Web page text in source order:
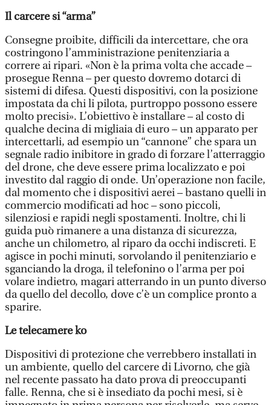
Il carcere si “arma”
Consegne proibite, difficili da intercettare, che ora
costringono l’amministrazione penitenziaria a
correre ai ripari. «Non è la prima volta che accade –
prosegue Renna – per questo dovremo dotarci di
sistemi di difesa. Questi dispositivi, con la posizione
impostata da chi li pilota, purtroppo possono essere
molto precisi». L’obiettivo è installare – al costo di
qualche decina di migliaia di euro – un apparato per
intercettarli, ad esempio un “cannone” che spara un
segnale radio inibitore in grado di forzare l’atterraggio
del drone, che deve essere prima localizzato e poi
investito dal raggio di onde. Un’operazione non facile,
dal momento che i dispositivi aerei – bastano quelli in
commercio modificati ad hoc – sono piccoli,
silenziosi e rapidi negli spostamenti. Inoltre, chi li
guida può rimanere a una distanza di sicurezza,
anche un chilometro, al riparo da occhi indiscreti. E
agisce in pochi minuti, sorvolando il penitenziario e
sganciando la droga, il telefonino o l’arma per poi
volare indietro, magari atterrando in un punto diverso
da quello del decollo, dove c’è un complice pronto a
sparire.
Le telecamere ko
Dispositivi di protezione che verrebbero installati in
un ambiente, quello del carcere di Livorno, che già
nel recente passato ha dato prova di preoccupanti
falle. Renna, che si è insediato da pochi mesi, si è